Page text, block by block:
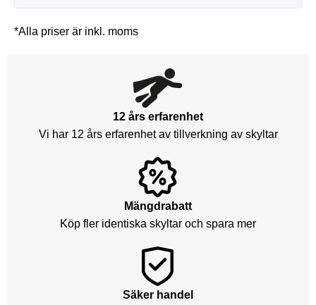
*Alla priser är inkl. moms
12 års erfarenhet
Vi har 12 års erfarenhet av tillverkning av skyltar
Mängdrabatt
Köp fler identiska skyltar och spara mer
Säker handel